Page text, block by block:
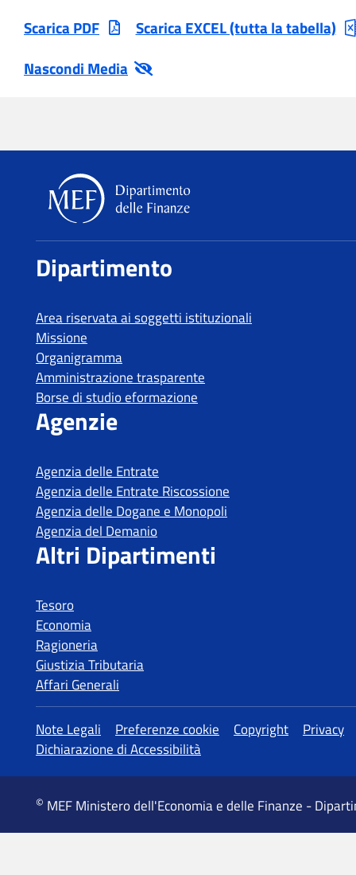
Tesoro
Economia
Ragioneria
Giustizia Tributaria
Affari Generali
MEF Ministero dell'Economia e delle Finanze -